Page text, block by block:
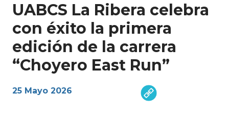
UABCS La Ribera celebra
con éxito la primera
edición de la carrera
“Choyero East Run”
25 Mayo 2026